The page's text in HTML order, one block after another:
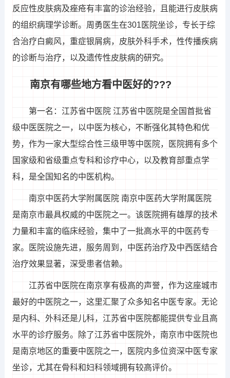
反应性皮肤病及痤疮有丰富的诊治经验，且能进行皮肤病
的组织病理学诊断。周勇医生在301医院坐诊，专长于综
合治疗白癜风，重症银屑病，皮肤外科手术，性传播疾病
的诊断与治疗，以及遗传性皮肤病的研究。
南京有哪些地方看中医好的???
第一名：江苏省中医院 江苏省中医院是全国首批省
级中医医院之一，以中医为核心，不断强化其特色和优
势，作为一家大型综合性三级甲等中医院，医院拥有多个
国家级和省级重点专科和诊疗中心，以及教育部重点学
科，是全国知名的中医机构。
南京中医药大学附属医院 南京中医药大学附属医院
是南京市最具权威的中医院之一。该医院拥有雄厚的技术
力量和丰富的临床经验，集中了一批高水平的中医药专
家。医院设施先进，服务周到，中医药治疗及中西医结合
治疗效果显著，深受患者信赖。
江苏省中医院在南京享有极高的声誉，作为这座城市
最好的中医院之一，这里汇聚了众多知名中医专家。无论
是内科、外科还是儿科，江苏省中医院都能提供专业且高
水平的诊疗服务。除了江苏省中医院外，南京市中医院也
是南京地区的重要中医院之一，医院内多位资深中医专家
坐诊，尤其在骨科和妇科领域拥有较高评价。